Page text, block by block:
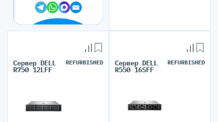
Сервер DELL
R750 12LFF
REFURBISHED Сервер DELL
R550 16SFF
REFURBISHED